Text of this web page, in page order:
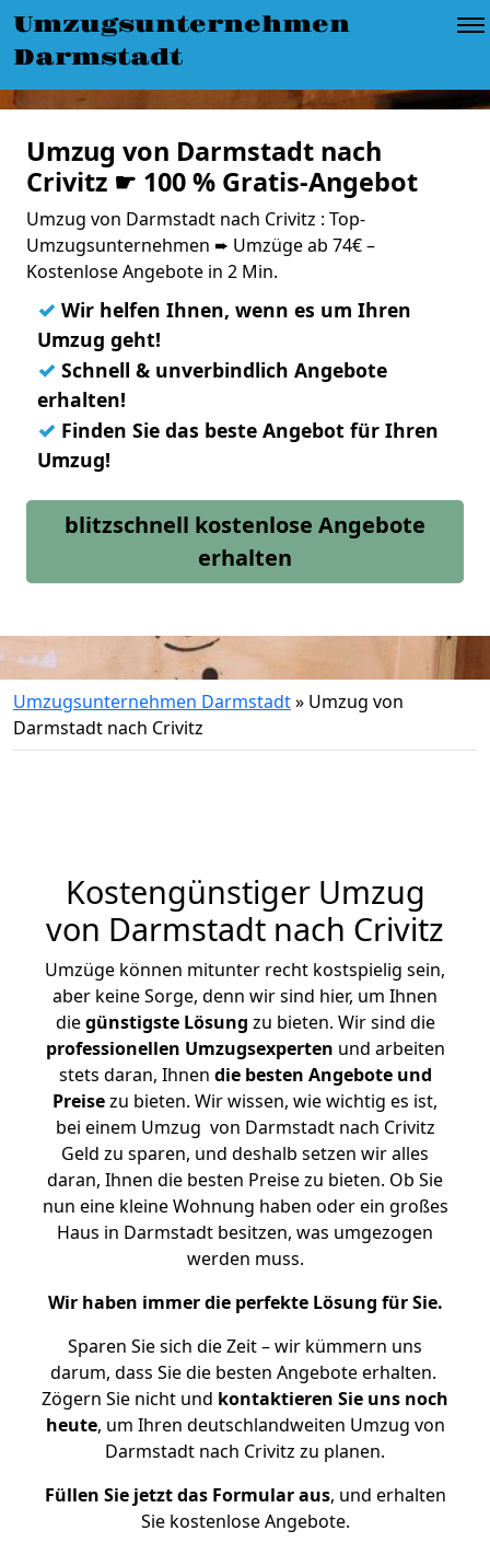
Umzugsunternehmen
Darmstadt
Umzug von Darmstadt nach
Crivitz ☛ 100 % Gratis-Angebot
Umzug von Darmstadt nach Crivitz : Top-
Umzugsunternehmen ➨ Umzüge ab 74€ –
Kostenlose Angebote in 2 Min.
✓ Wir helfen Ihnen, wenn es um Ihren
Umzug geht!
✓ Schnell & unverbindlich Angebote
erhalten!
✓ Finden Sie das beste Angebot für Ihren
Umzug!
blitzschnell kostenlose Angebote
erhalten
Umzugsunternehmen Darmstadt» Umzug von
Darmstadt nach Crivitz
Kostengünstiger Umzug
von Darmstadt nach Crivitz
Umzüge können mitunter recht kostspielig sein,
aber keine Sorge, denn wir sind hier, um Ihnen
diegünstigste Lösung zu bieten. Wir sind die
professionellen Umzugsexperten und arbeiten
stets daran, Ihnen die besten Angebote und
Preisezu bieten. Wir wissen, wie wichtig es ist,
bei einem Umzug von Darmstadt nach Crivitz
Geld zu sparen, und deshalb setzen wir alles
daran, Ihnen die besten Preise zu bieten. Ob Sie
nun eine kleine Wohnung haben oder ein großes
Haus in Darmstadt besitzen, was umgezogen
werden muss.
Wir haben immer die perfekte Lösung für Sie.
Sparen Sie sich die Zeit – wir kümmern uns
darum, dass Sie die besten Angebote erhalten.
Zögern Sie nicht und kontaktieren Sie uns noch
heute, um Ihren deutschlandweiten Umzug von
Darmstadt nach Crivitz zu planen.
Füllen Sie jetzt das Formular aus, und erhalten
Sie kostenlose Angebote.